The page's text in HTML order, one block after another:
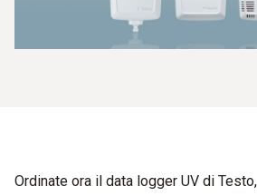
Ordinate ora il data logger UV di